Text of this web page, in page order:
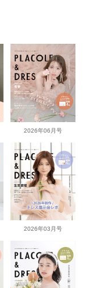
2026年06月号
2026年03月号